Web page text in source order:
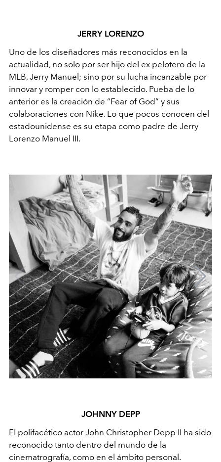
JERRY LORENZO
Uno de los diseñadores más reconocidos en la
actualidad, no solo por ser hijo del ex pelotero de la
MLB, Jerry Manuel; sino por su lucha incanzable por
innovar y romper con lo establecido. Pueba de lo
anterior es la creación de “Fear of God” y sus
colaboraciones con Nike. Lo que pocos conocen del
estadounidense es su etapa como padre de Jerry
Lorenzo Manuel III.
JOHNNY DEPP
El polifacético actor John Christopher Depp II ha sido
reconocido tanto dentro del mundo de la
cinematrografía, como en el ámbito personal.